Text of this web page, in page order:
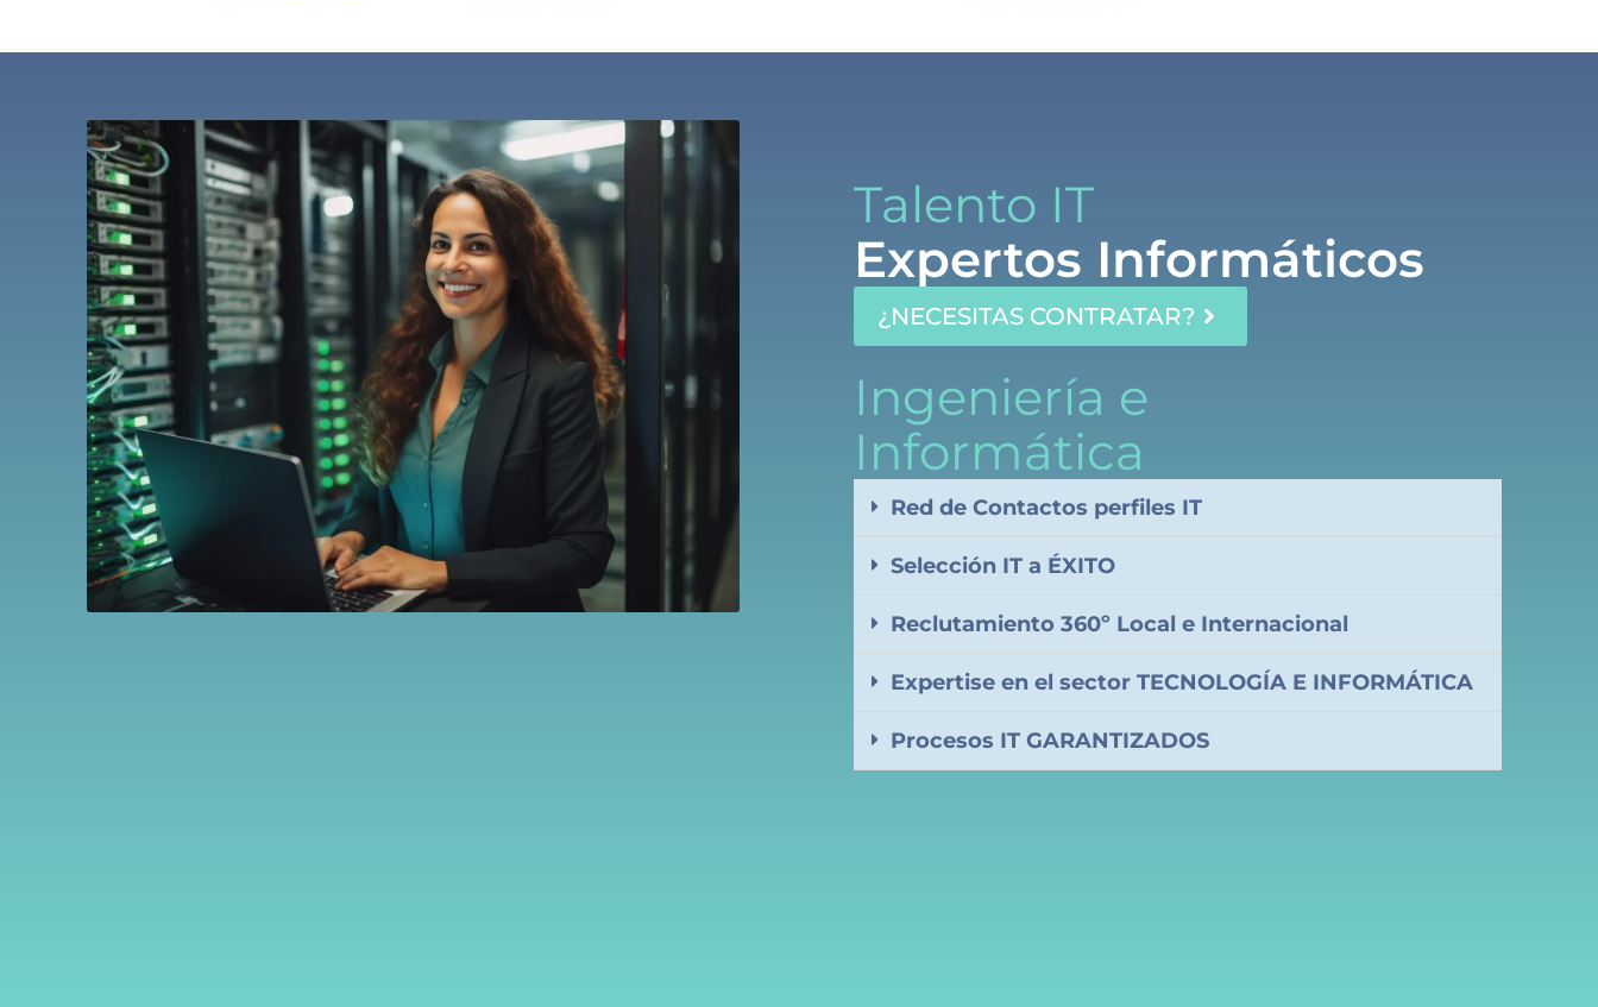
Talento IT
Expertos Informáticos
¿NECESITAS CONTRATAR?
Ingeniería e
Informática
Red de Contactos perfiles IT
Selección IT a ÉXITO
Reclutamiento 360º Local e Internacional
Expertise en el sector TECNOLOGÍA E INFORMÁTICA
Procesos IT GARANTIZADOS